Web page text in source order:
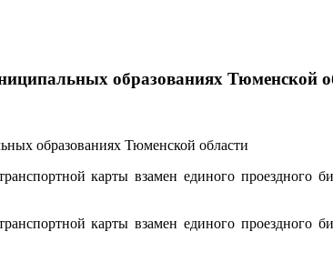
образованиях Тюменской
карты взамен единого проездного
карты взамен единого проездного